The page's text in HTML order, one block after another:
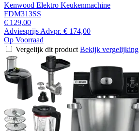
Kenwood Elektro Keukenmachine
FDM313SS
€ 129,00
Adviesprijs Advpr. € 174,00
Op Voorraad
Vergelijk dit product Bekijk vergelijking